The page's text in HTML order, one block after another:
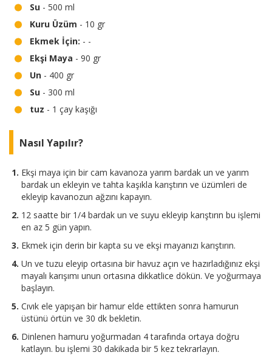
Su - 500 ml
Kuru Üzüm - 10 gr
Ekmek İçin: - -
Ekşi Maya - 90 gr
Un - 400 gr
Su - 300 ml
tuz - 1 çay kaşığı
Nasıl Yapılır?
Ekşi maya için bir cam kavanoza yarım bardak un ve yarım
bardak un ekleyin ve tahta kaşıkla karıştırın ve üzümleri de
ekleyip kavanozun ağzını kapayın.
12 saatte bir 1/4 bardak un ve suyu ekleyip karıştırın bu işlemi
en az 5 gün yapın.
Ekmek için derin bir kapta su ve ekşi mayanızı karıştırın.
Un ve tuzu eleyip ortasına bir havuz açın ve hazırladığınız ekşi
mayalı karışımı unun ortasına dikkatlice dökün. Ve yoğurmaya
başlayın.
Cıvık ele yapışan bir hamur elde ettikten sonra hamurun
üstünü örtün ve 30 dk bekletin.
Dinlenen hamuru yoğurmadan 4 tarafında ortaya doğru
katlayın. bu işlemi 30 dakikada bir 5 kez tekrarlayın.